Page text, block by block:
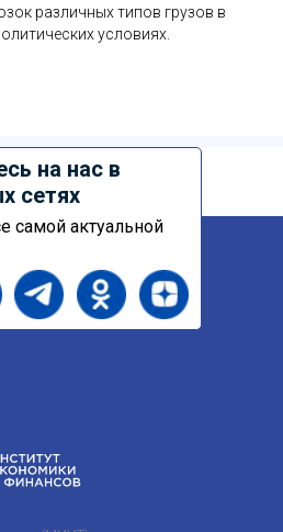
различных типов грузов в
условиях.
на нас в
сетях
самой актуальной